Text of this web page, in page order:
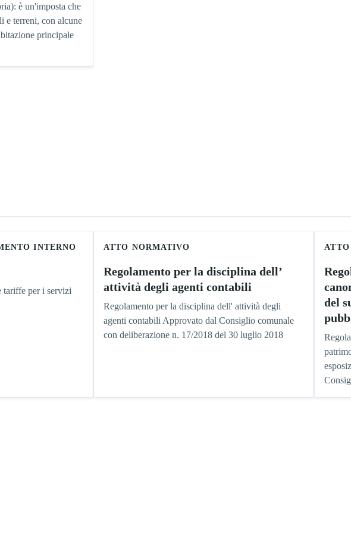
è un'imposta che
e terreni, con alcune
principale
INTERNO
tariffe per i servizi
ATTO NORMATIVO
Regolamento per la disciplina dell’
attività degli agenti contabili
Regolamento per la disciplina dell' attività degli
agenti contabili Approvato dal Consiglio comunale
con deliberazione n. 17/2018 del 30 luglio 2018
del